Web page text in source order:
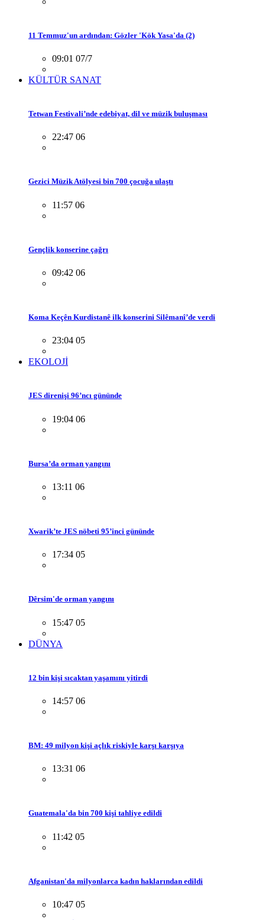
11 Temmuz'un ardından: Gözler 'Kök Yasa'da (2)
09:01 07/7
KÜLTÜR SANAT
Tetwan Festivali’nde edebiyat, dil ve müzik buluşması
22:47 06
Gezici Müzik Atölyesi bin 700 çocuğa ulaştı
11:57 06
Gençlik konserine çağrı
09:42 06
Koma Keçên Kurdistanê ilk konserini Silêmanî’de verdi
23:04 05
EKOLOJİ
JES direnişi 96’ncı gününde
19:04 06
Bursa’da orman yangını
13:11 06
Xwarik’te JES nöbeti 95’inci gününde
17:34 05
Dêrsim'de orman yangını
15:47 05
DÜNYA
12 bin kişi sıcaktan yaşamını yitirdi
14:57 06
BM: 49 milyon kişi açlık riskiyle karşı karşıya
13:31 06
Guatemala'da bin 700 kişi tahliye edildi
11:42 05
Afganistan'da milyonlarca kadın haklarından edildi
10:47 05